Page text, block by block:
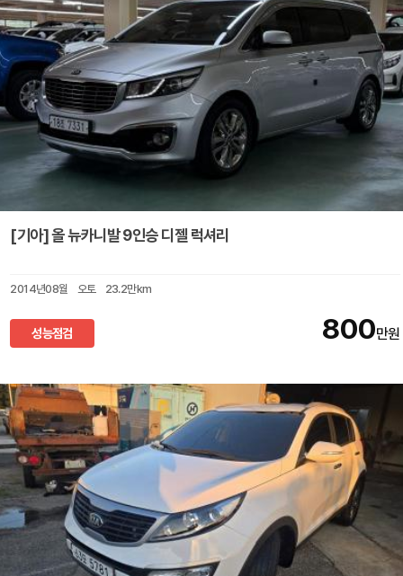
[기아] 올 뉴카니발 9인승 디젤 럭셔리
2014년08월 오토 23.2만km
성능점검 800만원